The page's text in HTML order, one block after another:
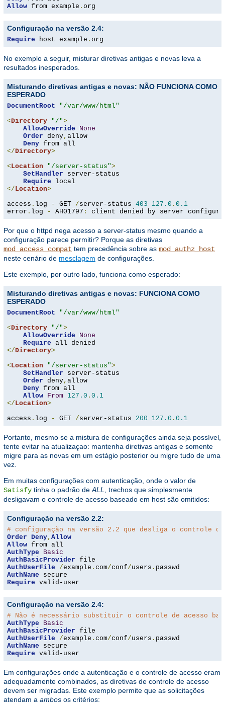
Allow from example . org
Configuração na versão 2.4:
Require host example . org
No exemplo a seguir, misturar diretivas antigas e novas leva a
resultados inesperados.
Misturando diretivas antigas e novas: NÃO FUNCIONA COMO
ESPERADO
DocumentRoot
"/var/www/html"
<Directory "/">
AllowOverride
None
Order deny, allow
Deny
</Directory>
<Location "/server-status">
SetHandler server-status
Require
</Location>
access . log - GET /server-status 403 127.0 . 0.1
error . log - AH01797 : client denied by server
Por que o httpd nega acesso a server-status mesmo quando a
configuração parece permitir? Porque as diretivas
mod_access_compat tem precedência sobre as mod_authz_host
neste cenário de mesclagem de configurações.
Este exemplo, por outro lado, funciona como esperado:
Misturando diretivas antigas e novas: FUNCIONA COMO
ESPERADO
DocumentRoot
"/var/www/html"
<Directory "/">
AllowOverride
None
Require
</Directory>
<Location "/server-status">
SetHandler server-status
Order deny, allow
Deny from all
Allow From 127.0 . 0.1
</Location>
access . log - GET /server-status 200 127.0 . 0.1
Portanto, mesmo se a mistura de configurações ainda seja possível,
tente evitar na atualizaçao: mantenha diretivas antigas e somente
migre para as novas em um estágio posterior ou migre tudo de uma
vez.
Em muitas configurações com autenticação, onde o valor de
Satisfy tinha o padrão de ALL
, trechos que simplesmente
desligavam o controle de acesso baseado em host são omitidos:
Configuração na versão 2.2:
# configuração na versão 2.2 que desliga o controle de
Order Deny, Allow
Allow
AuthType
Basic
AuthBasicProvider
AuthUserFile
/example . com/conf/users .
AuthName
Require valid-user
Configuração na versão 2.4:
# Não é necessário substituir o controle de acesso
AuthType
Basic
AuthBasicProvider
AuthUserFile
/example . com/conf/users .
AuthName
Require valid-user
Em configurações onde a autenticação e o controle de acesso eram
adequadamente combinados, as diretivas de controle de acesso
devem ser migradas. Este exemplo permite que as solicitações
atendam a ambos os critérios: